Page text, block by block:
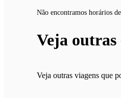
Não encontramos horários de
Veja outras
Veja outras viagens que